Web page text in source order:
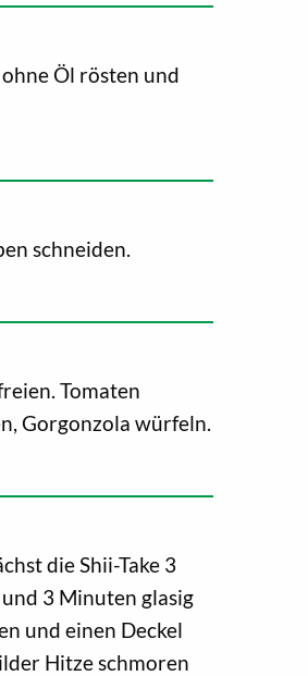
Öl rösten und
schneiden.
Tomaten
Gorgonzola würfeln.
die Shii-Take 3
3 Minuten glasig
und einen Deckel
Hitze schmoren